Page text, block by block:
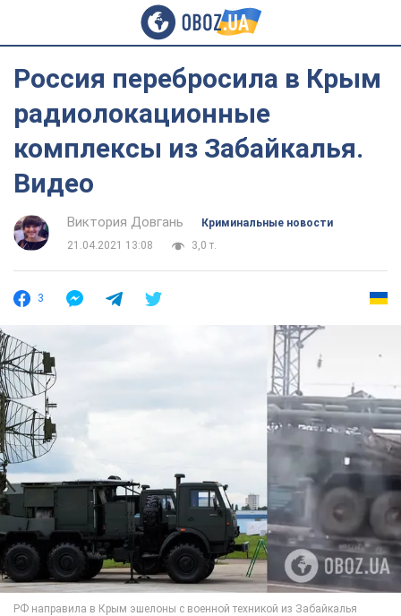
Россия перебросила в Крым
радиолокационные
комплексы из Забайкалья.
Видео
Виктория Довгань
Криминальные новости
21.04.2021 13:08
3,0 т.
3